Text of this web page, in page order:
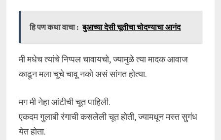
हि पण कथा वाचा : बुआच्या देसी चूतीचा चोदण्याचा आनंद
मी मधेच त्यांचे निप्पल चावायचो, ज्यामुळे त्या मादक आवाज
काढून मला चूचे चावू नको असं सांगत होत्या.
मग मी नेहा आंटीची चूत पाहिली.
एकदम गुलाबी रंगाची कसलेली चूत होती, ज्यामधून मस्त सुगंध
येत होता.